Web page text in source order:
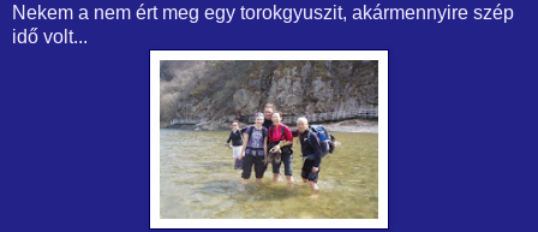
Nekem a nem ért meg egy torokgyuszit, akármennyire szép
idő volt...